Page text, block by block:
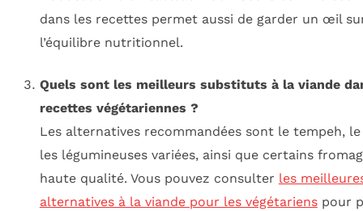
dans les recettes permet aussi de garder un œil
l’équilibre nutritionnel.
Quels sont les meilleurs substituts à la viande
recettes végétariennes ?
Les alternatives recommandées sont le tempeh,
les légumineuses variées, ainsi que certains
haute qualité. Vous pouvez consulter les
alternatives à la viande pour les végétarienspour